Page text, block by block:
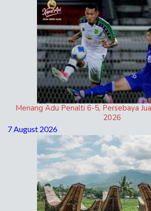
Menang Adu Penalti 6-5, Persebaya
2026
7 August 2026